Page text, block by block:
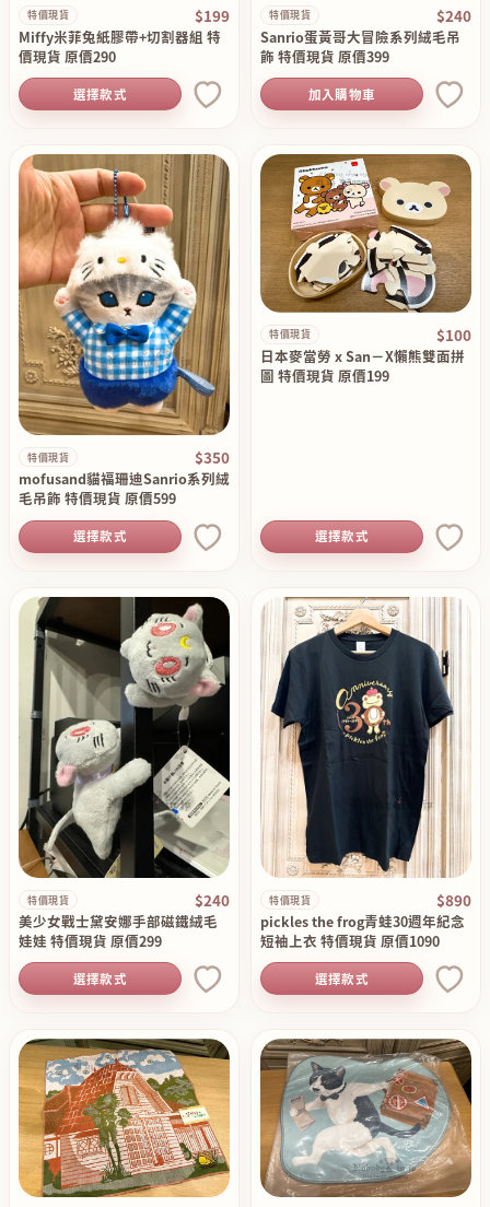
特價現貨 $199
Miffy米菲兔紙膠帶+切割器組 特
價現貨 原價290
選擇款式
特價現貨 $240
Sanrio蛋黃哥大冒險系列絨毛吊
飾 特價現貨 原價399
加入購物車
特價現貨 $350
mofusand貓福珊迪Sanrio系列絨
毛吊飾 特價現貨 原價599
選擇款式
特價現貨 $100
日本麥當勞 x San－X懶熊雙面拼
圖 特價現貨 原價199
選擇款式
特價現貨 $240
美少女戰士黛安娜手部磁鐵絨毛
娃娃 特價現貨 原價299
選擇款式
特價現貨 $890
pickles the frog青蛙30週年紀念
短袖上衣 特價現貨 原價1090
選擇款式